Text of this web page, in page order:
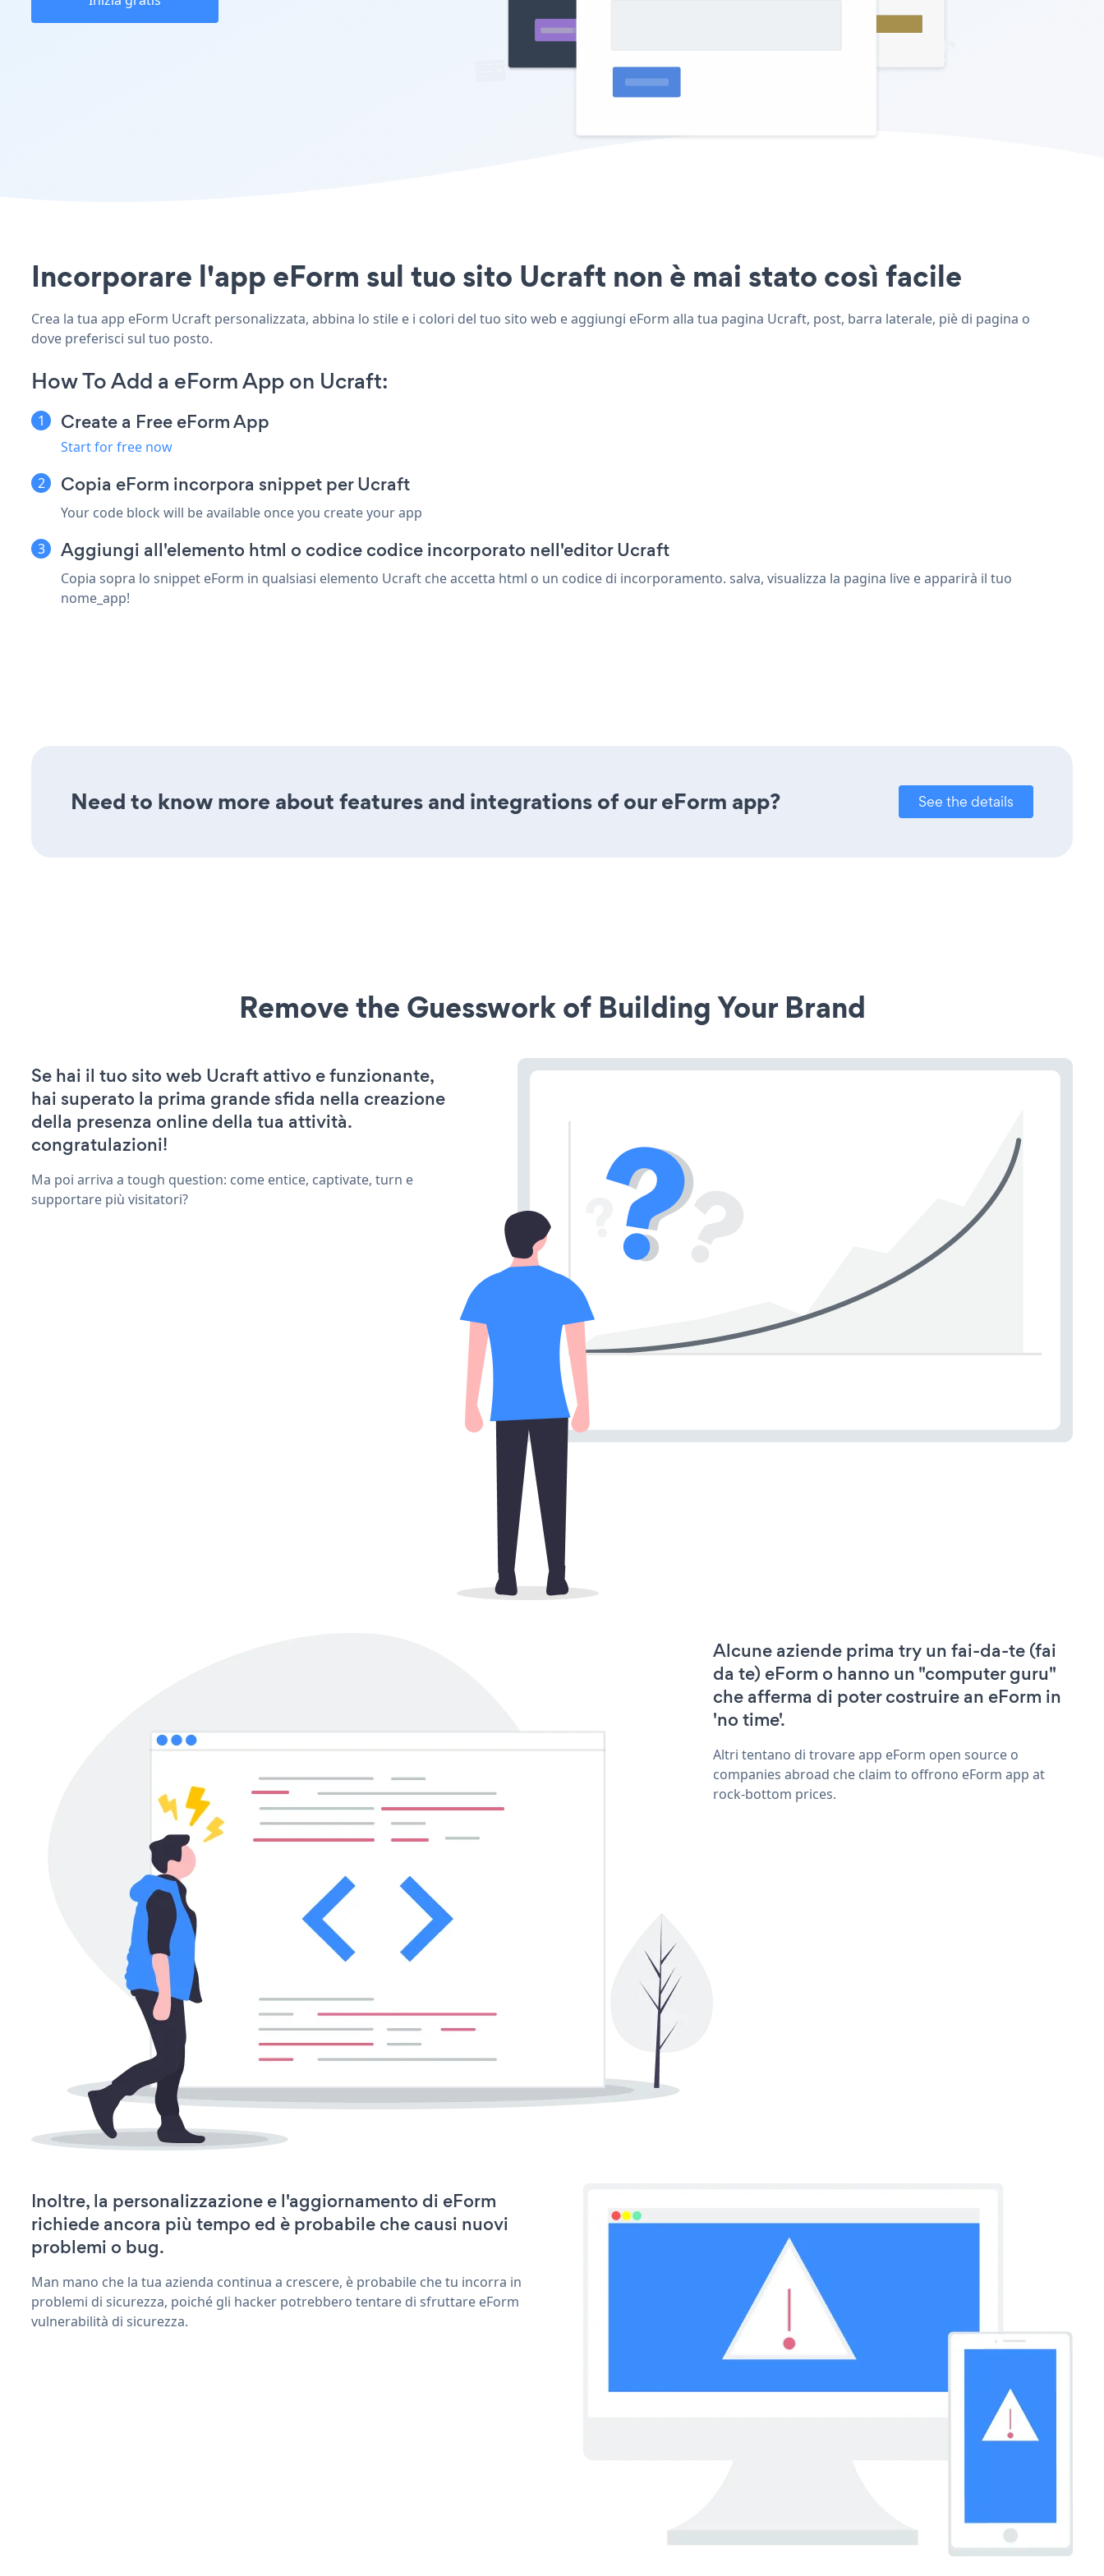
Incorporare l'app eForm sul tuo sito Ucraft non è mai stato così facile
Crea la tua app eForm Ucraft personalizzata, abbina lo stile e i colori del tuo sito web e aggiungi eForm alla tua pagina Ucraft, post, barra laterale, piè di pagina o
dove preferisci sul tuo posto.
How To Add a eForm App on Ucraft:
Create a Free eForm App
Start for free now
Copia eForm incorpora snippet per Ucraft
Your code block will be available once you create your app
Aggiungi all'elemento html o codice codice incorporato nell'editor Ucraft
Copia sopra lo snippet eForm in qualsiasi elemento Ucraft che accetta html o un codice di incorporamento. salva, visualizza la pagina live e apparirà il tuo
nome_app!
Need to know more about features and integrations of our eForm app? See the details
Remove the Guesswork of Building Your Brand
Se hai il tuo sito web Ucraft attivo e funzionante,
hai superato la prima grande sfida nella creazione
della presenza online della tua attività.
congratulazioni!
Ma poi arriva a tough question: come entice, captivate, turn e
supportare più visitatori?
Alcune aziende prima try un fai-da-te (fai
da te) eForm o hanno un "computer guru"
che afferma di poter costruire an eForm in
'no time'.
Altri tentano di trovare app eForm open source o
companies abroad che claim to offrono eForm app at
rock-bottom prices.
Inoltre, la personalizzazione e l'aggiornamento di eForm
richiede ancora più tempo ed è probabile che causi nuovi
problemi o bug.
Man mano che la tua azienda continua a crescere, è probabile che tu incorra in
problemi di sicurezza, poiché gli hacker potrebbero tentare di sfruttare eForm
vulnerabilità di sicurezza.